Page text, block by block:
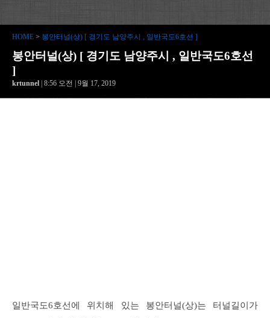
HOME > 봉안터널(상) [ 경기도 남양주시 , 일반국도6호선 ]
봉안터널(상) [ 경기도 남양주시 , 일반국도6호선
]
krtunnel | 8:56 오전 | 9월 17, 2019
일반국도6호선에 위치해 있는 봉안터널(상)는 터널길이가